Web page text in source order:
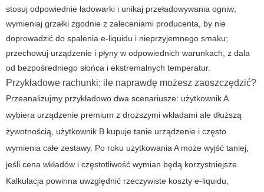
stosuj odpowiednie ładowarki i unikaj przeładowywania ogniw;
wymieniaj grzałki zgodnie z zaleceniami producenta, by nie
doprowadzić do spalenia e-liquidu i nieprzyjemnego smaku;
przechowuj urządzenie i płyny w odpowiednich warunkach, z dala
od bezpośredniego słońca i ekstremalnych temperatur.
Przykładowe rachunki: ile naprawdę możesz zaoszczędzić?
Przeanalizujmy przykładowo dwa scenariusze: użytkownik A
wybiera urządzenie premium z droższymi wkładami ale dłuższą
żywotnością, użytkownik B kupuje tanie urządzenie i często
wymienia całe zestawy. Po roku użytkowania A może wyjść taniej,
jeśli cena wkładów i częstotliwość wymian będą korzystniejsze.
Kalkulacja powinna uwzględnić rzeczywiste koszty e-liquidu,